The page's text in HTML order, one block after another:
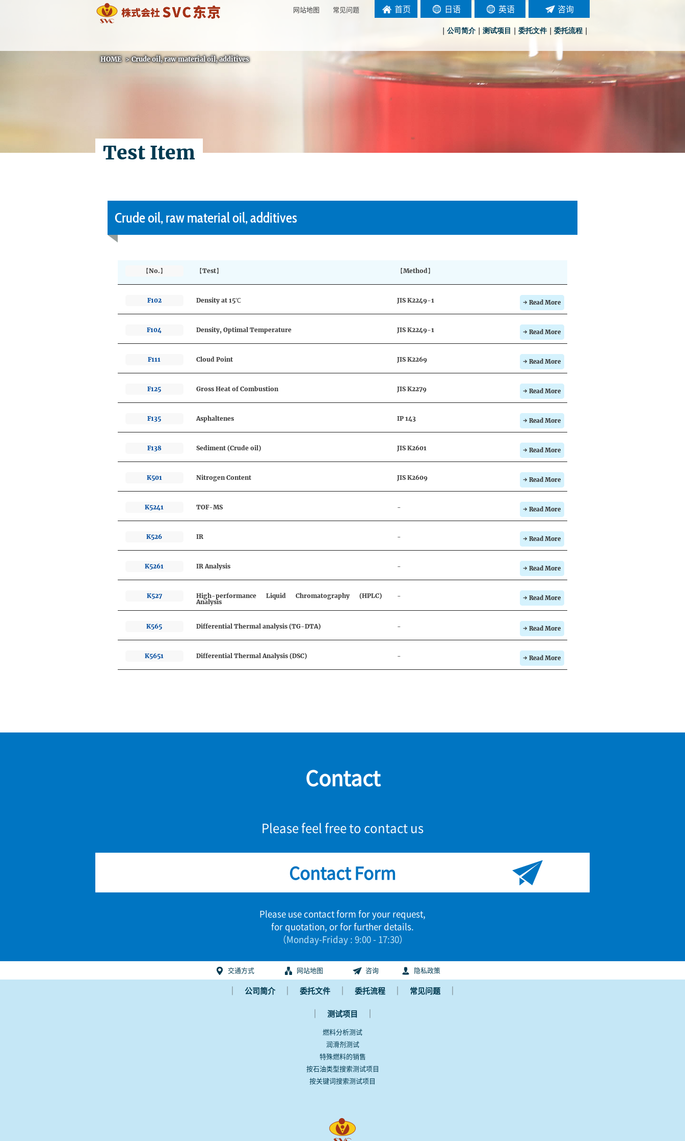
网站地图 常见问题 首页 日语 英语 咨询
｜ 公司简介 ｜ 测试项目 ｜ 委托文件｜ 委托流程 ｜
HOME >Crude oil, raw material oil, additives
Test Item
Crude oil, raw material oil, additives
【No.】 【Test】 【Method】
F102 Density at 15℃ JIS K2249-1 → Read More
F104 Density, Optimal Temperature JIS K2249-1 → Read More
F111 Cloud Point JIS K2269 → Read More
F125 Gross Heat of Combustion JIS K2279 → Read More
F135 Asphaltenes IP 143 → Read More
F138 Sediment (Crude oil) JIS K2601 → Read More
K501 Nitrogen Content JIS K2609 → Read More
K5241 TOF-MS - → Read More
K526 IR - → Read More
K5261 IR Analysis - → Read More
K527
High-performance Liquid Chromatography (HPLC)
Analysis
- → Read More
K565 Differential Thermal analysis (TG-DTA) - → Read More
K5651 Differential Thermal Analysis (DSC) - → Read More
Contact
Please feel free to contact us
Contact Form
Please use contact form for your request,
for quotation, or for further details.
（Monday-Friday : 9:00 - 17:30）
交通方式 网站地图 咨询 隐私政策
公司简介｜ 委托文件 委托流程 常见问题
测试项目
燃料分析测试
润滑剂测试
特殊燃料的销售
按石油类型搜索测试项目
按关键词搜索测试项目